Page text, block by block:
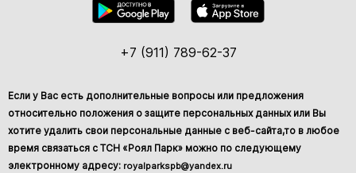
+7 (911) 789-62-37
Если у Вас есть дополнительные вопросы или предложения
относительно положения о защите персональных данных или Вы
хотите удалить свои персональные данные с веб-сайта,то в любое
время связаться с ТСН «Роял Парк» можно по следующему
электронному адресу: royalparkspb@yandex.ru